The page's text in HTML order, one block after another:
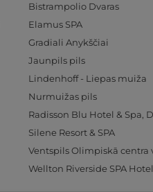
Bistrampolio Dvaras
Elamus SPA
Gradiali Anykščiai
Jaunpils pils
Lindenhoff - Liepas muiža
Nurmuižas pils
Silene Resort & SPA
Wellton Riverside SPA Hotel